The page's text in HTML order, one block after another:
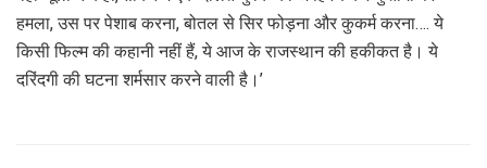
हमला, उस पर पेशाब करना, बोतल से सिर फोड़ना और कुकर्म करना…. ये
किसी फिल्म की कहानी नहीं हैं, ये आज के राजस्थान की हकीकत है। ये
दरिंदगी की घटना शर्मसार करने वाली है।’